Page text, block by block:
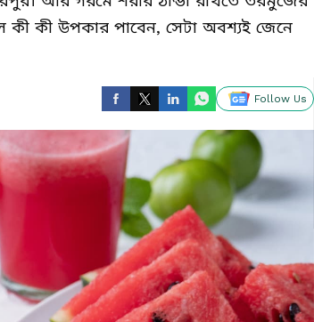
কী উপকার পাবেন, সেটা অবশ্যই জেনে
Follow Us